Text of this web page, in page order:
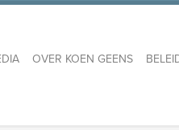
OVER KOEN GEENS